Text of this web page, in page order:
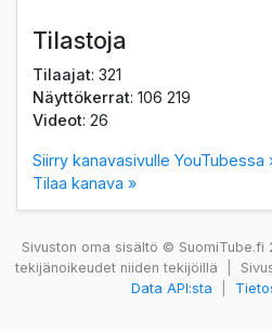
Tilastoja
Tilaajat: 321
Näyttökerrat: 106 219
Videot: 26
Siirry kanavasivulle YouTubessa
Tilaa kanava »
Sivuston oma sisältö © SuomiTube.fi
tekijänoikeudet niiden tekijöillä
Data API:sta